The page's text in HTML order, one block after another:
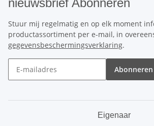
nieuwsbrief Abonneren
Stuur mij regelmatig en op elk moment
productassortiment per e-mail, in
gegevensbeschermingsverklaring.
Abonneren
Eigenaar